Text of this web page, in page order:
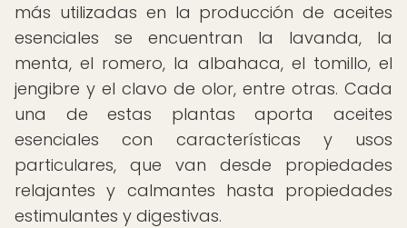
más utilizadas en la producción de aceites
esenciales se encuentran la lavanda, la
menta, el romero, la albahaca, el tomillo, el
jengibre y el clavo de olor, entre otras. Cada
una de estas plantas aporta aceites
esenciales con características y usos
particulares, que van desde propiedades
relajantes y calmantes hasta propiedades
estimulantes y digestivas.